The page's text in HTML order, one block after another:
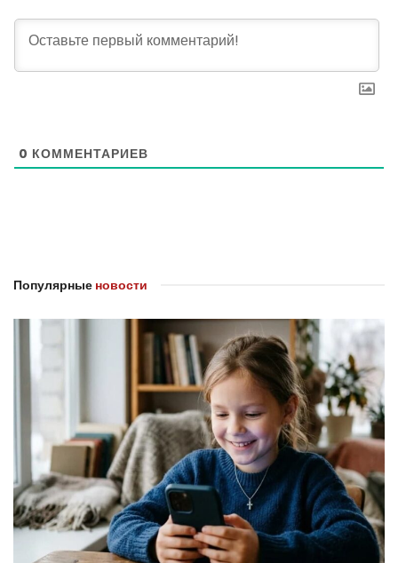
0 КОММЕНТАРИЕВ
Популярные новости